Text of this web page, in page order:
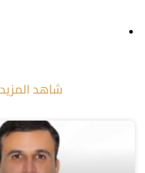
شاهد المزيد